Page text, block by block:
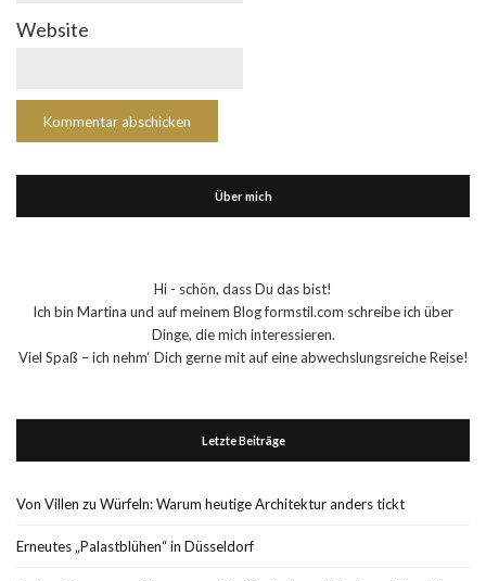
Website
Über mich
Hi - schön, dass Du das bist!
Ich bin Martina und auf meinem Blog formstil.com schreibe ich über
Dinge, die mich interessieren.
Viel Spaß – ich nehm‘ Dich gerne mit auf eine abwechslungsreiche Reise!
Letzte Beiträge
Von Villen zu Würfeln: Warum heutige Architektur anders tickt
Erneutes „Palastblühen“ in Düsseldorf